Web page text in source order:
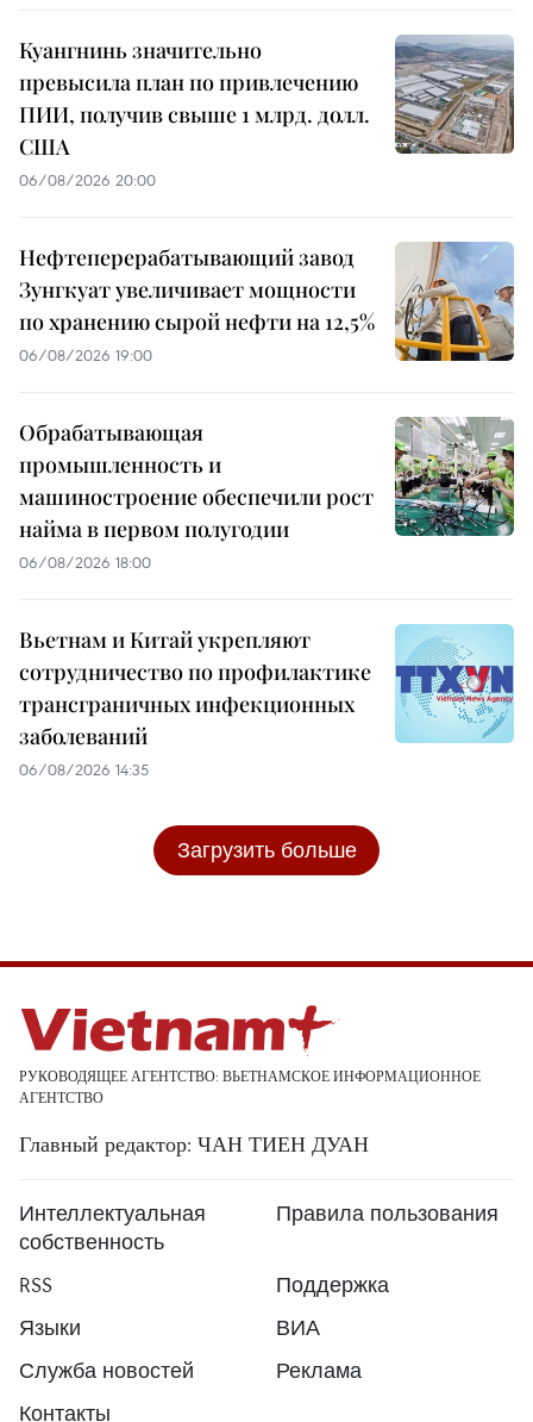
Куангнинь значительно
превысила план по привлечению
ПИИ, получив свыше 1 млрд. долл.
США
06/08/2026 20:00
Нефтеперерабатывающий завод
Зунгкуат увеличивает мощности
по хранению сырой нефти на 12,5%
06/08/2026 19:00
Обрабатывающая
промышленность и
машиностроение обеспечили рост
найма в первом полугодии
06/08/2026 18:00
Вьетнам и Китай укрепляют
сотрудничество по профилактике
трансграничных инфекционных
заболеваний
06/08/2026 14:35
Загрузить больше
РУКОВОДЯЩЕЕ АГЕНТСТВО: ВЬЕТНАМСКОЕ ИНФОРМАЦИОННОЕ
АГЕНТСТВО
Главный редактор: ЧАН ТИЕН ДУАН
Интеллектуальная
собственность
Правила пользования
RSS
Поддержка
Языки
ВИА
Служба новостей
Реклама
Контакты